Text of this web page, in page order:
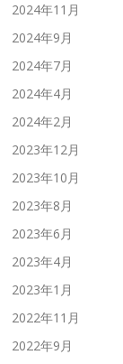
2024年11月
2024年9月
2024年7月
2024年4月
2024年2月
2023年12月
2023年10月
2023年8月
2023年6月
2023年4月
2023年1月
2022年11月
2022年9月